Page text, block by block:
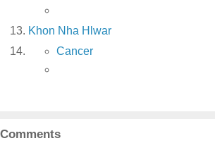
Khon Nha Hlwar
Cancer
Comments